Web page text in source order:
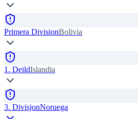
Primera DivisionBolivia
1. DeildIslandia
3. DivisjonNoruega